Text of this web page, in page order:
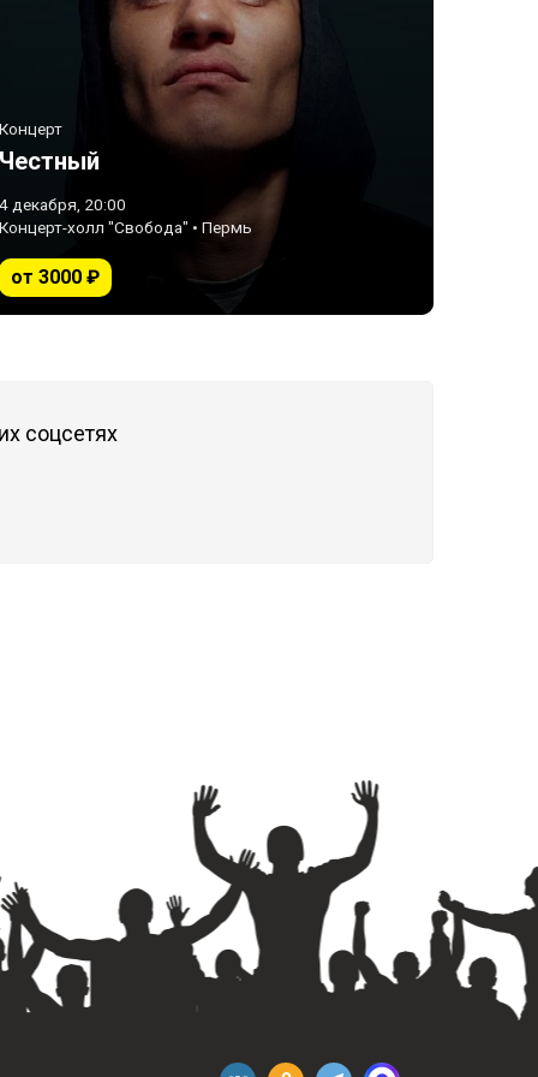
Концерт
Честный
4 декабря, 20:00
Концерт-холл "Свобода" • Пермь
от 3000 ₽
соцсетях